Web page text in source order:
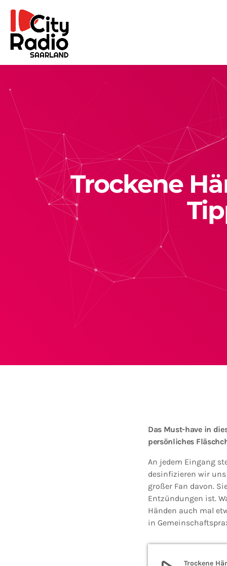
Trockene
Das Must-have in
persönliches
An jedem Eingang
desinfizieren wir
großer Fan davon.
Entzündungen ist.
Händen auch mal
in
Trockene